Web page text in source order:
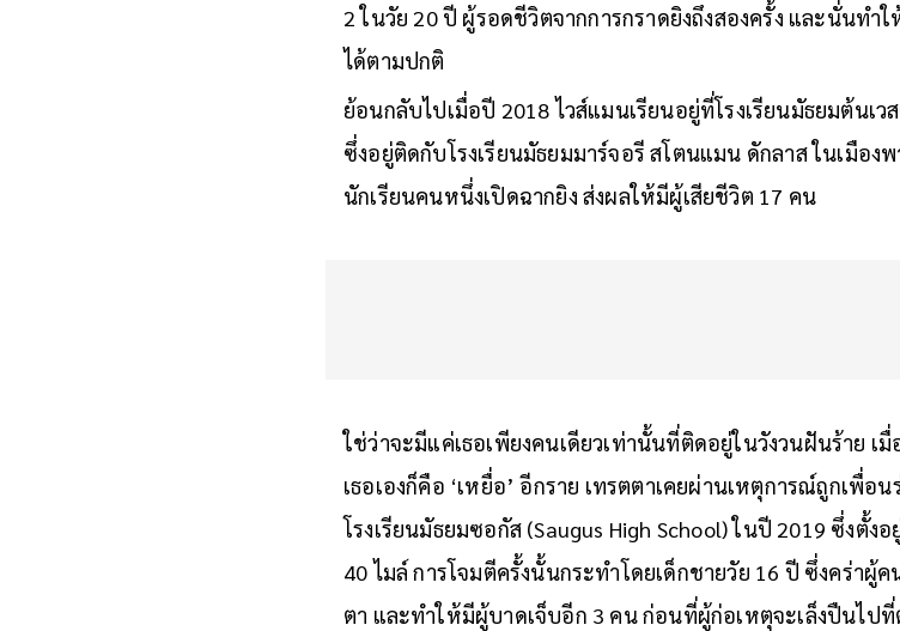
2 ในวัย 20 ปี ผู้รอดชีวิตจากการกราดยิงถึงสองครั้ง และนั่นทำใ
ได้ตามปกติ
ย้อนกลับไปเมื่อปี 2018 ไวส์แมนเรียนอยู่ที่โรงเรียนมัธยมต้นเว
ซึ่งอยู่ติดกับโรงเรียนมัธยมมาร์จอรี สโตนแมน ดักลาส ในเมือ
นักเรียนคนหนึ่งเปิดฉากยิง ส่งผลให้มีผู้เสียชีวิต 17 คน
ใช่ว่าจะมีแค่เธอเพียงคนเดียวเท่านั้นที่ติดอยู่ในวังวนฝันร้าย เมื่
เธอเองก็คือ ‘เหยื่อ’ อีกราย เทรตตาเคยผ่านเหตุการณ์ถูกเ
โรงเรียนมัธยมซอกัส (Saugus High School) ในปี 2019 ซึ่งตั้ง
40 ไมล์ การโจมตีครั้งนั้นกระทำโดยเด็กชายวัย 16 ปี ซึ่งคร่าผู้
ตา และทำให้มีผู้บาดเจ็บอีก 3 คน ก่อนที่ผู้ก่อเหตุจะเล็งปืนไปที่